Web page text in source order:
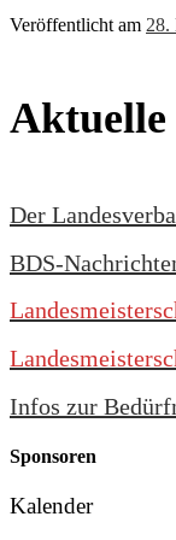
Veröffentlicht am 28.
Aktuelle
Der
BDS-
Infos zur
Sponsoren
Kalender